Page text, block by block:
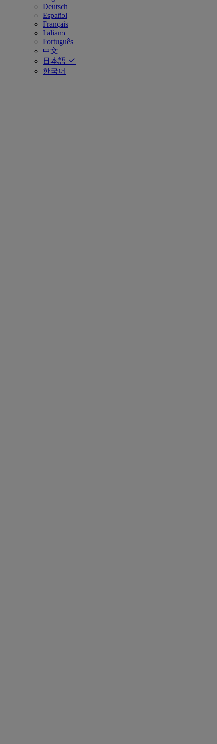
Deutsch
Español
Français
Italiano
Português
中文
日本語
한국어